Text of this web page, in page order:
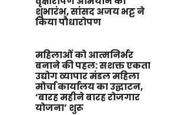
शुभारंभ, सांसद अजय भट्ट ने
किया पौधारोपण
महिलाओं को आत्मनिर्भर
बनाने की पहल: सशक्त एकता
उद्योग व्यापार मंडल महिला
मोर्चा कार्यालय का उद्घाटन,
‘बारह महीने बारह रोजगार
योजना’ शुरू